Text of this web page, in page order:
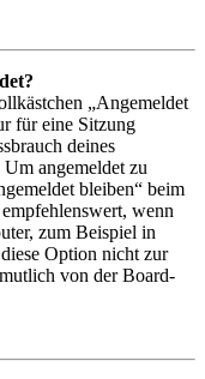
„Angemeldet
für eine Sitzung
deines
angemeldet zu
bleiben“ beim
wenn
zum Beispiel in
Option nicht zur
von der Board-